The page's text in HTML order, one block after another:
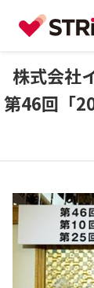
株式会社
第46回「